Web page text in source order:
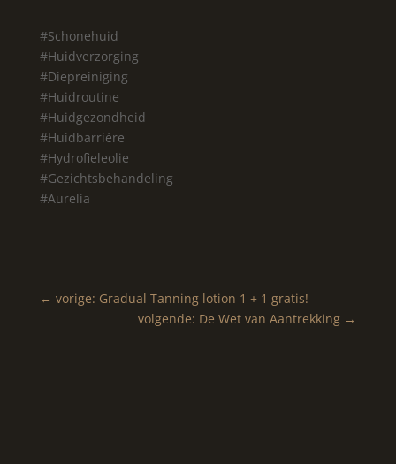
#Schonehuid
#Huidverzorging
#Diepreiniging
#Huidroutine
#Huidgezondheid
#Huidbarrière
#Hydrofieleolie
#Gezichtsbehandeling
#Aurelia
← vorige: Gradual Tanning lotion 1 + 1 gratis!
volgende: De Wet van Aantrekking →